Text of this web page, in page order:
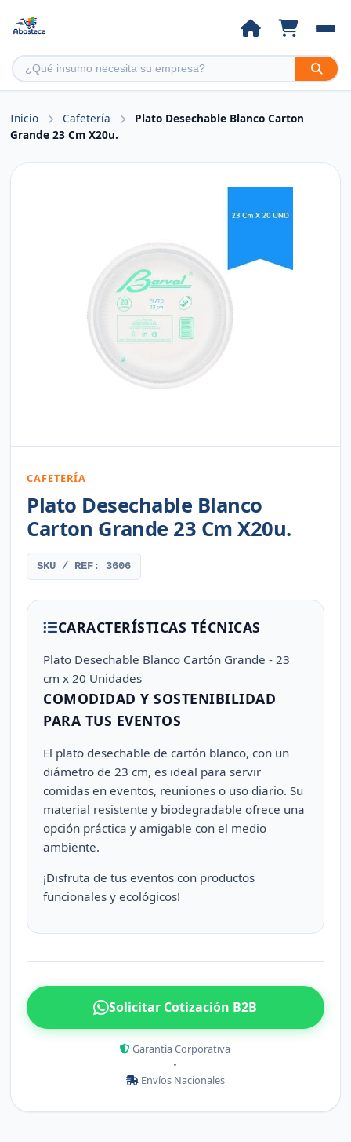
Inicio Cafetería
Plato Desechable Blanco Carton
Grande 23 Cm X20u.
CAFETERÍA
Plato Desechable Blanco
Carton Grande 23 Cm X20u.
SKU / REF: 3606
CARACTERÍSTICAS TÉCNICAS
Plato Desechable Blanco Cartón Grande - 23
cm x 20 Unidades
COMODIDAD Y SOSTENIBILIDAD
PARA TUS EVENTOS
El plato desechable de cartón blanco, con un
diámetro de 23 cm, es ideal para servir
comidas en eventos, reuniones o uso diario. Su
material resistente y biodegradable ofrece una
opción práctica y amigable con el medio
ambiente.
¡Disfruta de tus eventos con productos
funcionales y ecológicos!
Solicitar Cotización B2B
Garantía Corporativa
•
Envíos Nacionales